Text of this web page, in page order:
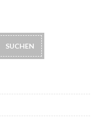
SUCHEN